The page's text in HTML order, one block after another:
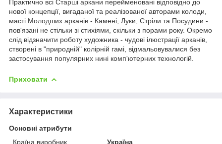
Практично всі Старші аркани перейменовані відповідно до
нової концепції, вигаданої та реалізованої авторами колоди,
масті Молодших арканів - Камені, Луки, Стріли та Посудини -
пов'язані не стільки зі стихіями, скільки з порами року. Окремо
слід відзначити роботу художника - чудові ілюстрації арканів,
створені в "природній" колірній гамі, відмальовувалися без
застосування популярних нині комп'ютерних технологій.
Приховати
Характеристики
Основні атрибути
Країна виробник
Україна